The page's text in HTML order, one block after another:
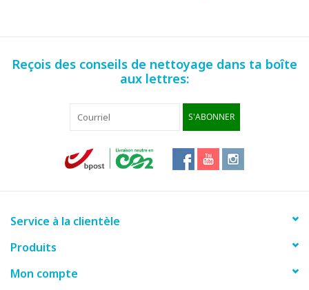
Reçois des conseils de nettoyage dans ta boîte
aux lettres:
S'ABONNER
Service à la clientèle
Produits
Mon compte